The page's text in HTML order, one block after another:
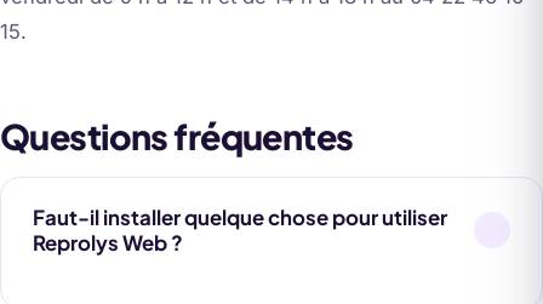
15.
Questions fréquentes
Faut-il installer quelque chose pour utiliser
Reprolys Web ?